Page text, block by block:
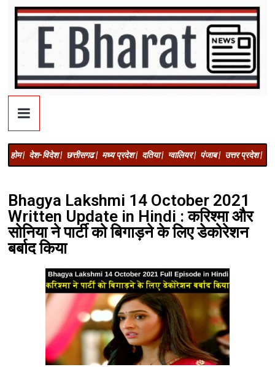
होम | देश-विदेश | छत्तीसगढ | मध्य प्रदेश | दतिया | ग्वालियर | पंजाब | उत्तर प्रदेश |
Bhagya Lakshmi 14 October 2021
Written Update in Hindi : करिश्मा और
सोनिया ने पार्टी को बिगाड़ने के लिए डेकोरेशन
बर्बाद किया